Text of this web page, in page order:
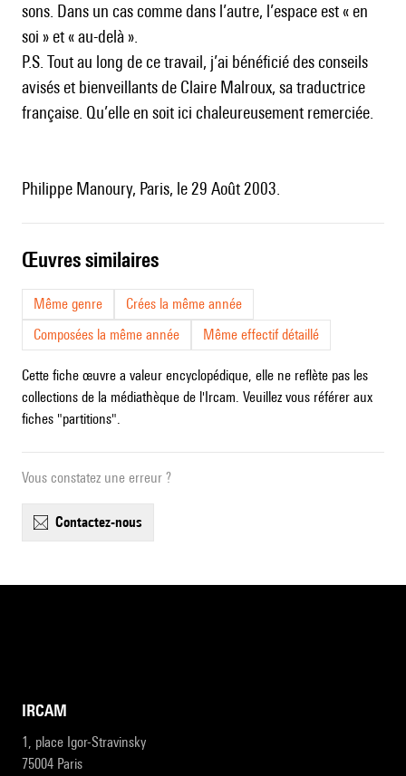
sons. Dans un cas comme dans l’autre, l’espace est « en
soi » et « au-delà ».
P.S. Tout au long de ce travail, j’ai bénéficié des conseils
avisés et bienveillants de Claire Malroux, sa traductrice
française. Qu’elle en soit ici chaleureusement remerciée.
Philippe Manoury, Paris, le 29 Août 2003.
œuvres similaires
Même genre
Crées la même année
Composées la même année
Même effectif détaillé
Cette fiche œuvre a valeur encyclopédique, elle ne reflète pas les
collections de la médiathèque de l'Ircam. Veuillez vous référer aux
fiches "partitions".
Vous constatez une erreur ?
contactez-nous
IRCAM
1, place Igor-Stravinsky
75004 Paris